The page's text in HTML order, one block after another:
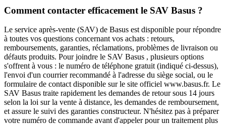
Comment contacter efficacement le SAV Basus ?
Le service après-vente (SAV) de Basus est disponible pour répondre
à toutes vos questions concernant vos achats : retours,
remboursements, garanties, réclamations, problèmes de livraison ou
défauts produits. Pour joindre le SAV Basus , plusieurs options
s'offrent à vous : le numéro de téléphone gratuit (indiqué ci-dessus),
l'envoi d'un courrier recommandé à l'adresse du siège social, ou le
formulaire de contact disponible sur le site officiel www.basus.fr. Le
SAV Basus traite rapidement les demandes de retour sous 14 jours
selon la loi sur la vente à distance, les demandes de remboursement,
et assure le suivi des garanties constructeur. N'hésitez pas à préparer
votre numéro de commande avant d'appeler pour un traitement plus